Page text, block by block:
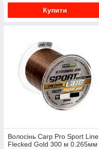
Купити
Волосінь Carp Pro Sport Line
Flecked Gold 300 м 0.265мм